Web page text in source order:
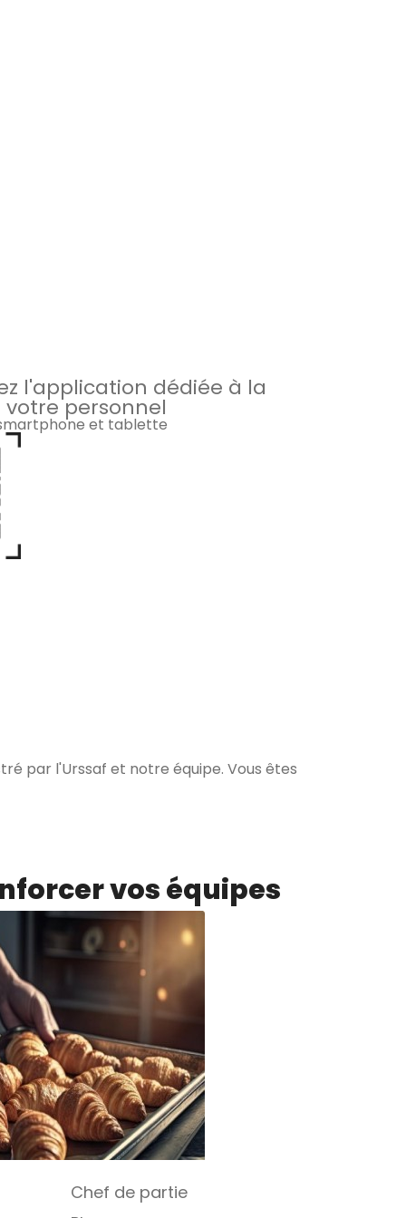
l'application dédiée à la
personnel
et tablette
par l'Urssaf et notre équipe. Vous êtes
vos équipes
Chef de partie